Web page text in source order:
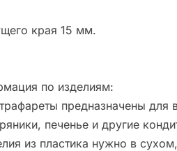
края 15 мм.
по изделиям:
предназначены для
печенье и другие
из пластика нужно в